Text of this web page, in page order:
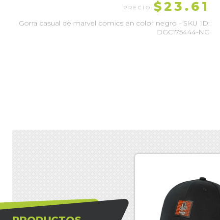
$23.61
Gorra casual de marvel comics en color negro - SKU ID:
DGC175444-NG